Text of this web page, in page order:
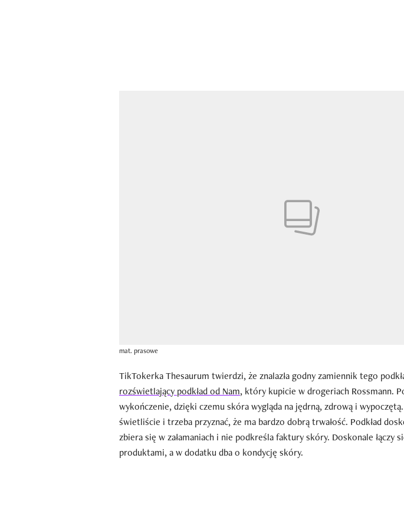
mat. prasowe
TikTokerka Thesaurum twierdzi, że znalazła godny zamiennik tego
rozświetlający podkład od Nam, który kupicie w drogeriach Rossmann.
wykończenie, dzięki czemu skóra wygląda na jędrną, zdrową i
świetliście i trzeba przyznać, że ma bardzo dobrą trwałość. Podkład
zbiera się w załamaniach i nie podkreśla faktury skóry. Doskonale łączy
produktami, a w dodatku dba o kondycję skóry.